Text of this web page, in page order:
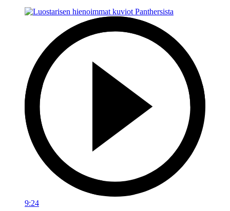
9:24